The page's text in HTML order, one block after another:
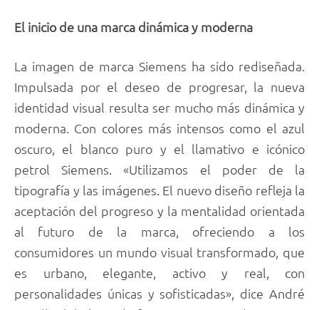
El inicio de una marca dinámica y moderna
La imagen de marca Siemens ha sido rediseñada.
Impulsada por el deseo de progresar, la nueva
identidad visual resulta ser mucho más dinámica y
moderna. Con colores más intensos como el azul
oscuro, el blanco puro y el llamativo e icónico
petrol Siemens. «Utilizamos el poder de la
tipografía y las imágenes. El nuevo diseño refleja la
aceptación del progreso y la mentalidad orientada
al futuro de la marca, ofreciendo a los
consumidores un mundo visual transformado, que
es urbano, elegante, activo y real, con
personalidades únicas y sofisticadas», dice André